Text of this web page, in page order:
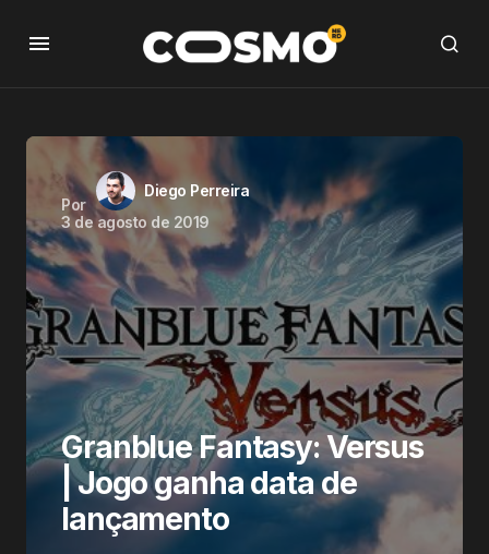
Por
Diego Perreira
3 de agosto de 2019
Granblue Fantasy: Versus
| Jogo ganha data de
lançamento